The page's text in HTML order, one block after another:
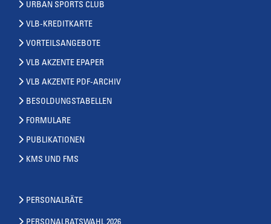
URBAN SPORTS CLUB
VLB-KREDITKARTE
VORTEILSANGEBOTE
VLB AKZENTE EPAPER
VLB AKZENTE PDF-ARCHIV
BESOLDUNGSTABELLEN
FORMULARE
PUBLIKATIONEN
KMS UND FMS
PERSONALRÄTE